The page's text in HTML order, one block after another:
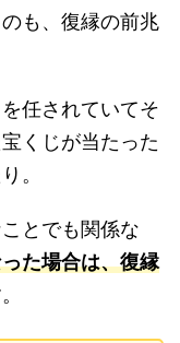
も、復縁の前兆
任されていてそ
くじが当たった
。
とでも関係な
た場合は、復縁